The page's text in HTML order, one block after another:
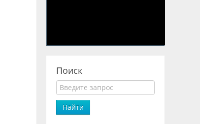
Поиск
Найти